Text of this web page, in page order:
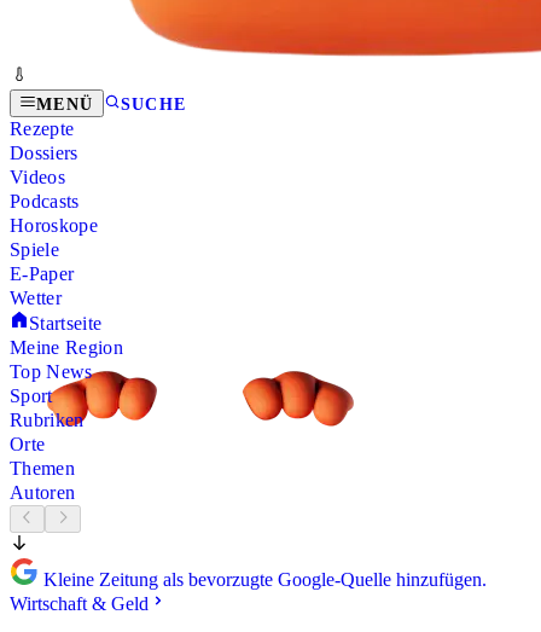
MENÜ SUCHE
Rezepte
Dossiers
Videos
Podcasts
Horoskope
Spiele
E-Paper
Wetter
Startseite
Meine Region
Top News
Sport
Rubriken
Orte
Themen
Autoren
Kleine Zeitung als bevorzugte Google-Quelle hinzufügen.
Wirtschaft & Geld